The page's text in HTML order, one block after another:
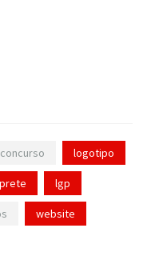
concurso logotipo
lgp
website